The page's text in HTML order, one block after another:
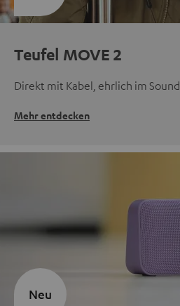
Teufel MOVE 2
Direkt mit Kabel, ehrlich im Sound
Mehr entdecken
Neu